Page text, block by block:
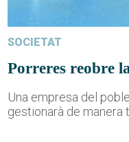
SOCIETAT
Porreres reobre
Una empresa del
gestionarà de manera